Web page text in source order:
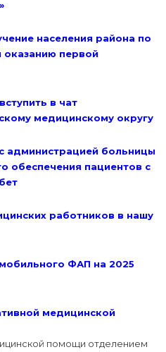
населения района по
оказанию первой
в чат
медицинскому округу
администрацией больницы
обеспечения пациентов с
работников в нашу
ФАП на 2025
медицинской
помощи отделением